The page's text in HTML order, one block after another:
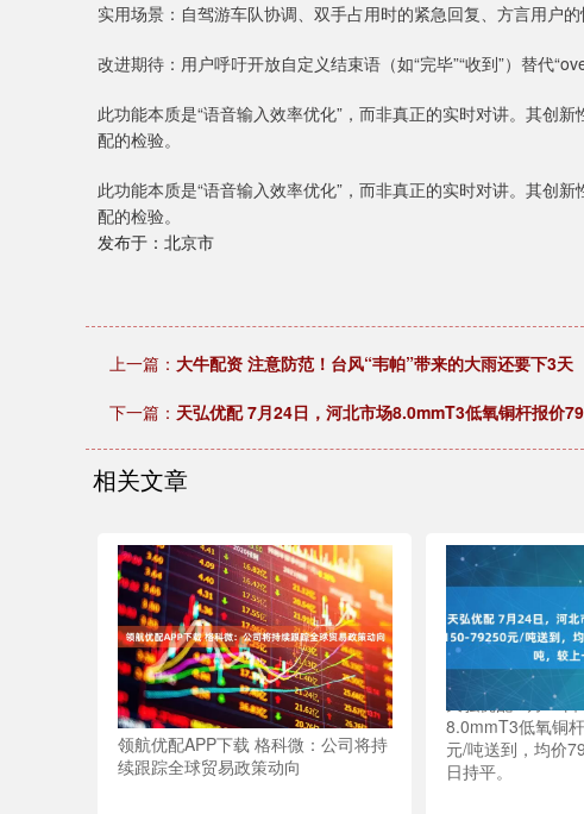
实用场景：自驾游车队协调、双手占用时的紧急回复、方言用户的
改进期待：用户呼吁开放自定义结束语（如“完毕”“收到”）替代
此功能本质是“语音输入效率优化”，而非真正的实时对讲。其创
配的检验。
此功能本质是“语音输入效率优化”，而非真正的实时对讲。其创
配的检验。
发布于：北京市
上一篇： 大牛配资 注意防范！台风“韦帕”带来的大雨还要下3天
下一篇： 天弘优配 7月24日，河北市场8.0mmT3低氧铜杆报价
相关文章
领航优配APP下载 格科微：公司将持
续跟踪全球贸易政策动向
天弘优配 7月24
8.0mmT3低氧铜
元/吨送到，均价
日持平。